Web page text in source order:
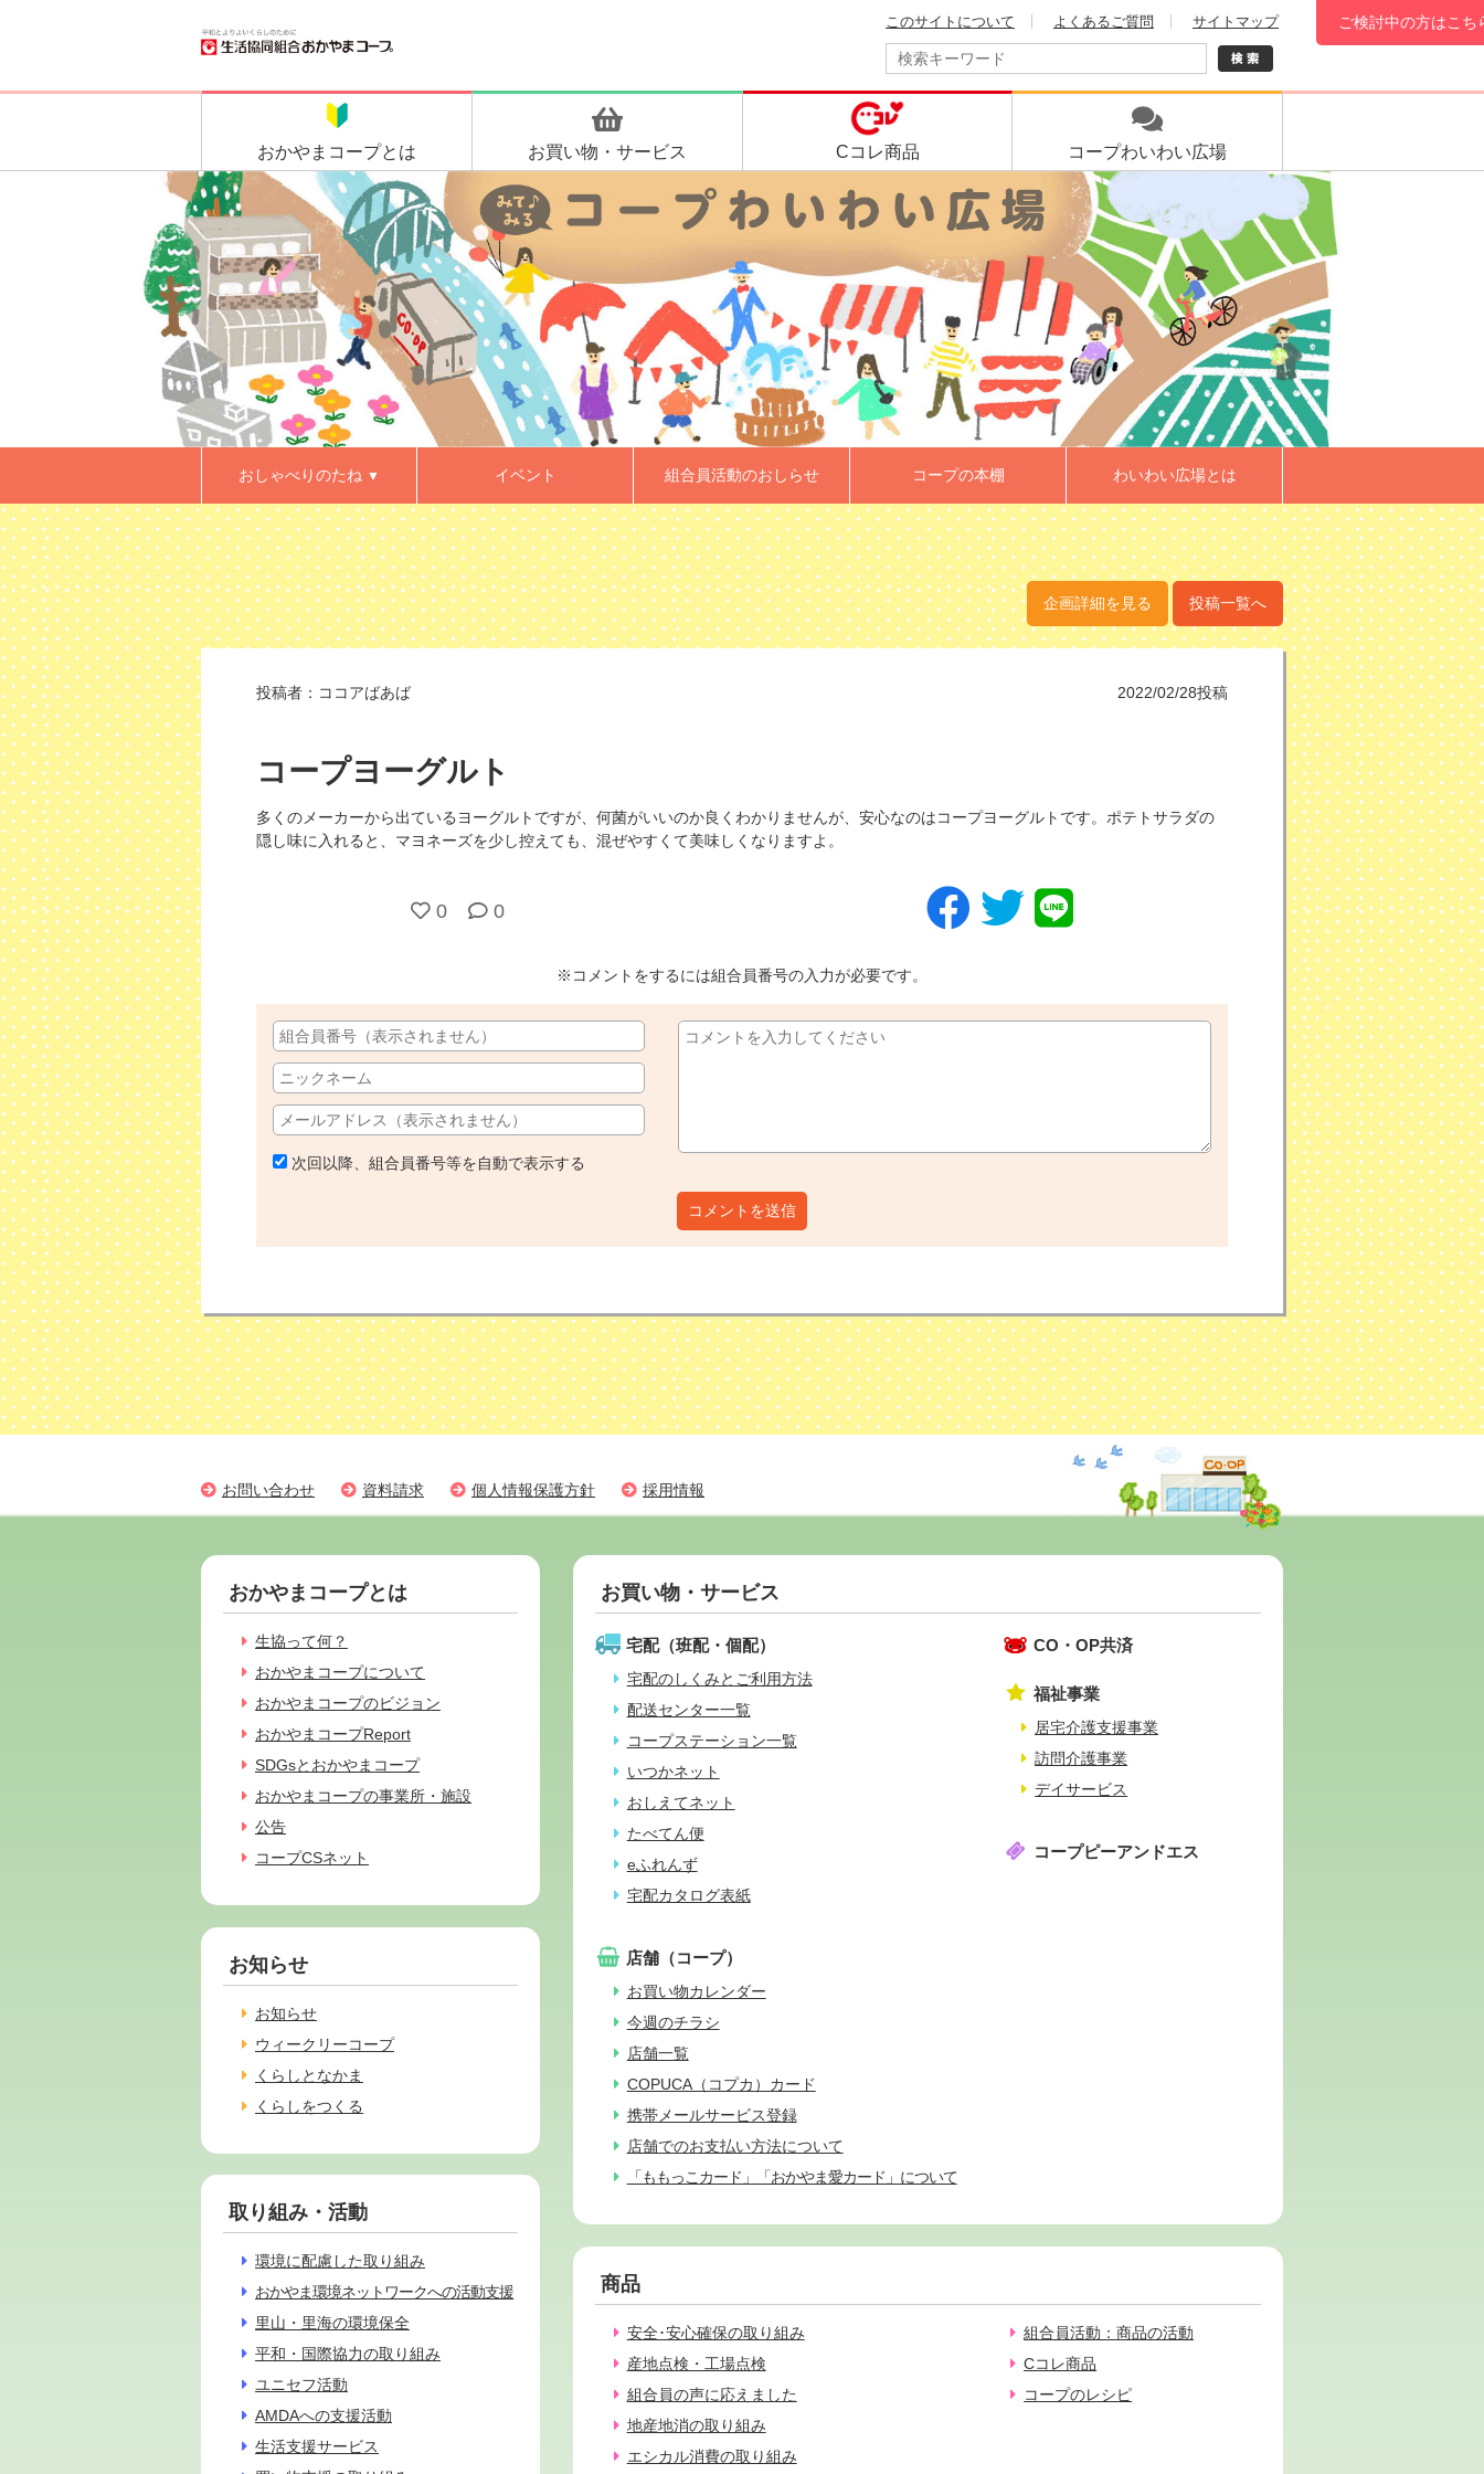
このサイトについて よくあるご質問 サイトマップ ご検討中の方はこち
おかやま コープとは お買い物・ サービス Cコレ商品 コープわいわい広場
おしゃべりのたね ▼ イベント 組合員活動のおしらせ コープの本棚 わいわい広場とは
企画詳細を見る 投稿一覧へ
投稿者： ココアばあば 2022/02/28投稿
コープヨーグルト
多くのメーカーから出ているヨーグルトですが、何菌がいいのか良くわかりませんが、安心なのはコープヨーグルトです。ポテトサラダの
隠し味に入れると、マヨネーズを少し控えても、混ぜやすくて美味しくなりますよ。
0 0
※コメントをするには組合員番号の入力が必要です。
次回以降、組合員番号等を自動で表示する
コメントを送信
お問い合わせ 資料請求 個人情報保護方針 採用情報
おかやまコープとは
生協って何？
おかやまコープについて
おかやまコープのビジョン
おかやまコープReport
SDGsとおかやまコープ
おかやまコープの事業所・施設
公告
コープCSネット
お知らせ
お知らせ
ウィークリーコープ
くらしとなかま
くらしをつくる
お買い物・サービス
宅配（班配・個配）
宅配のしくみとご利用方法
配送センター一覧
コープステーション一覧
いつかネット
おしえてネット
たべてん便
eふれんず
宅配カタログ表紙
店舗（コープ）
お買い物カレンダー
今週のチラシ
店舗一覧
COPUCA（コプカ）カード
携帯メールサービス登録
店舗でのお支払い方法について
「ももっこカード」「おかやま愛カード」について
CO・OP共済
福祉事業
居宅介護支援事業
訪問介護事業
デイサービス
コープピーアンドエス
商品
安全･安心確保の取り組み
産地点検・工場点検
組合員の声に応えました
地産地消の取り組み
エシカル消費の取り組み
組合員活動：商品の活動
Cコレ商品
コープのレシピ
取り組み・活動
環境に配慮した取り組み
おかやま環境ネットワークへの活動支援
里山・里海の環境保全
平和・国際協力の取り組み
ユニセフ活動
AMDAへの支援活動
生活支援サービス